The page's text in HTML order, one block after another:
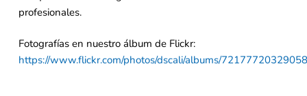
profesionales.
Fotografías en nuestro álbum de Flickr:
https://www.flickr.com/photos/dscali/albums/